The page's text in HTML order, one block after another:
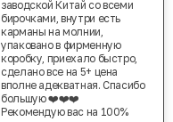
заводской Китай со всеми
бирочками, внутри есть
карманы на молнии,
упаковано в фирменную
коробку, приехало быстро,
сделано все на 5+ цена
вполне адекватная. Спасибо
большую ❤️❤️❤️
Рекомендую вас на 100%